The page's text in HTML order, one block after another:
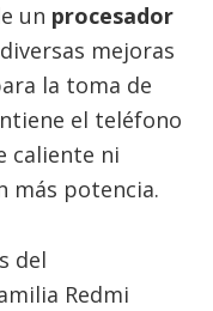
un procesador
mejoras
la toma de
el teléfono
caliente ni
más potencia.
del
Redmi